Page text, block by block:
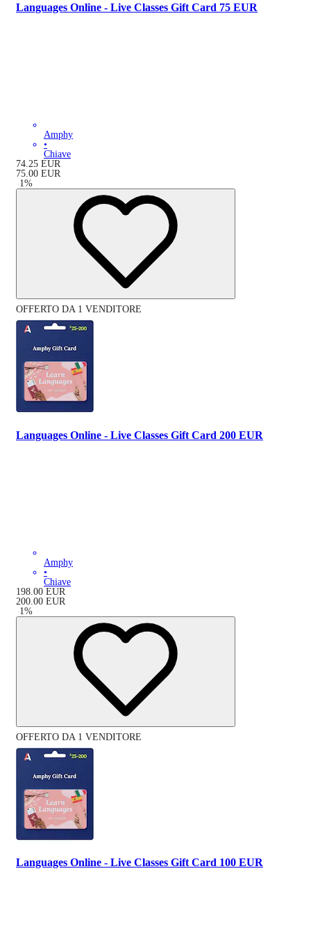
Languages Online - Live Classes Gift Card 75 EUR
Amphy
•
Chiave
74.25 EUR
75.00 EUR
-1%
OFFERTO DA 1 VENDITORE
Languages Online - Live Classes Gift Card 200 EUR
Amphy
•
Chiave
198.00 EUR
200.00 EUR
-1%
OFFERTO DA 1 VENDITORE
Languages Online - Live Classes Gift Card 100 EUR